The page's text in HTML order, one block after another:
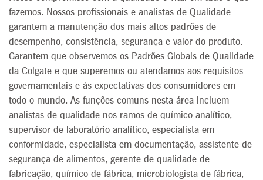
fazemos. Nossos profissionais e analistas de Qualidade
garantem a manutenção dos mais altos padrões de
desempenho, consistência, segurança e valor do produto.
Garantem que observemos os Padrões Globais de Qualidade
da Colgate e que superemos ou atendamos aos requisitos
governamentais e às expectativas dos consumidores em
todo o mundo. As funções comuns nesta área incluem
analistas de qualidade nos ramos de químico analítico,
supervisor de laboratório analítico, especialista em
conformidade, especialista em documentação, assistente de
segurança de alimentos, gerente de qualidade de
fabricação, químico de fábrica, microbiologista de fábrica,